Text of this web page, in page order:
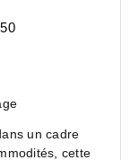
un cadre
cette